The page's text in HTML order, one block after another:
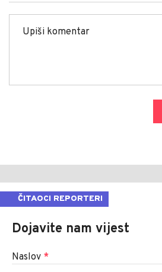
ČITAOCI REPORTERI
Dojavite nam vijest
Naslov *